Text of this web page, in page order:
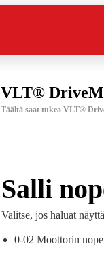
VLT®
Täältä saat tukea VLT®
Salli
Valitse, jos haluat
0-02 Moottorin